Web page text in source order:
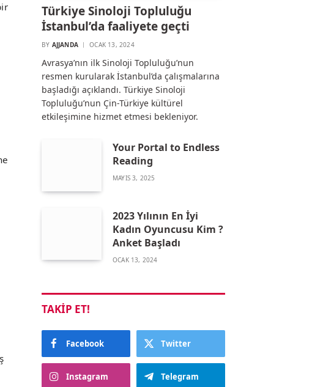
Türkiye Sinoloji Topluluğu
İstanbul’da faaliyete geçti
BY AJJANDA OCAK 13, 2024
Avrasya’nın ilk Sinoloji Topluluğu’nun
resmen kurularak İstanbul’da çalışmalarına
başladığı açıklandı. Türkiye Sinoloji
Topluluğu’nun Çin-Türkiye kültürel
etkileşimine hizmet etmesi bekleniyor.
Your Portal to Endless
Reading
MAYIS 3, 2025
2023 Yılının En İyi
Kadın Oyuncusu Kim ?
Anket Başladı
OCAK 13, 2024
TAKIP ET!
Facebook Twitter
Instagram Telegram